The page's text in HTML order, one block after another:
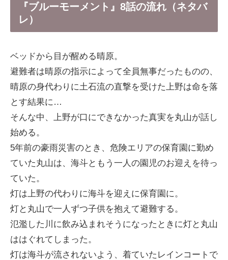
『ブルーモーメント』8話の流れ（ネタバ
レ）
ベッドから目が醒める晴原。
避難者は晴原の指示によって全員無事だったものの、
晴原の身代わりに土石流の直撃を受けた上野は命を落
とす結果に…
そんな中、上野が口にできなかった真実を丸山が話し
始める。
5年前の豪雨災害のとき、危険エリアの保育園に勤め
ていた丸山は、海斗ともう一人の園児のお迎えを待っ
ていた。
灯は上野の代わりに海斗を迎えに保育園に。
灯と丸山で一人ずつ子供を抱えて避難する。
氾濫した川に飲み込まれそうになったときに灯と丸山
ははぐれてしまった。
灯は海斗が流されないよう、着ていたレインコートで